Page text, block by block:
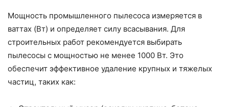
Мощность промышленного пылесоса измеряется в
ваттах (Вт) и определяет силу всасывания. Для
строительных работ рекомендуется выбирать
пылесосы с мощностью не менее 1000 Вт. Это
обеспечит эффективное удаление крупных и тяжелых
частиц, таких как: